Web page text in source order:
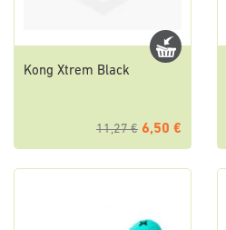
Kong Xtrem Black
11,27 € 6,50 €